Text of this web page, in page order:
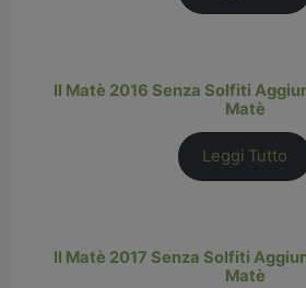
Il Matè 2016 Senza Solfiti
Matè
Leggi Tutto
Il Matè 2017 Senza Solfiti
Matè